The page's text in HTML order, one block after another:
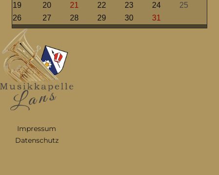
19
20 21 22 23 24
25
26
27 28 29 30 31
Impressum
Datenschutz